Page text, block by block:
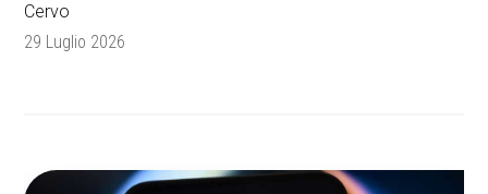
Cervo
29 Luglio 2026